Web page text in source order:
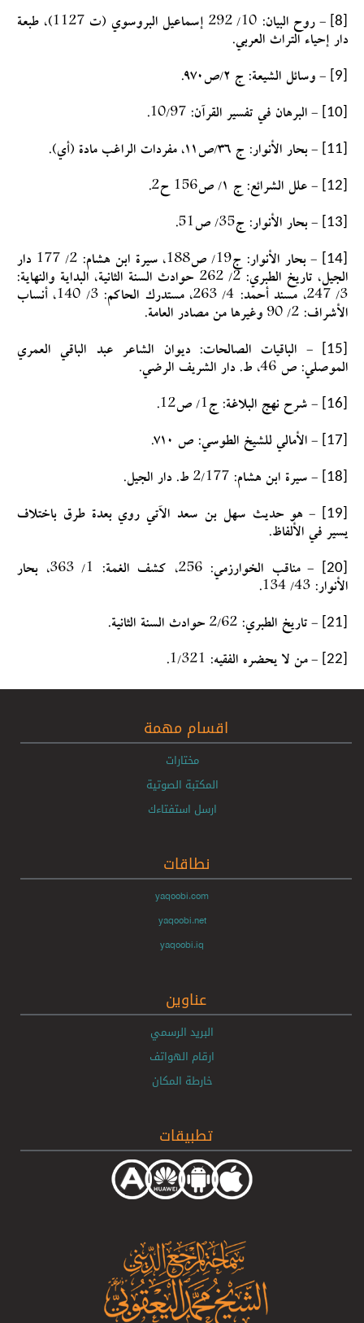
- روح البيان: 10/ 292 إسماعيل البروسوي (ت 1127)، طبعة
دار إحياء التراث العربي.
- وسائل الشيعة: ج ٢/ص٩٧٠.
- البرهان في تفسير القرآن: 10/97.
- بحار الأنوار: ج ٣٦/ص١١، مفردات الراغب مادة (أي).
- علل الشرائع: ج ١/ ص156 ح2.
- بحار الأنوار: ج35/ ص51.
- بحار الأنوار: ج19/ ص188، سيرة ابن هشام: 2/ 177 دار
الجيل، تاريخ الطبري: 2/ 262 حوادث السنة الثانية، البداية والنهاية:
3/ 247، مسند أحمد: 4/ 263، مستدرك الحاكم: 3/ 140، أنساب
الأشراف: 2/ 90 وغيرها من مصادر العامة.
- الباقيات الصالحات: ديوان الشاعر عبد الباقي العمري
الموصلي: ص 46، ط. دار الشريف الرضي.
- شرح نهج البلاغة: ج1/ ص12.
- الأمالي للشيخ الطوسي: ص ٧١٠.
- سيرة ابن هشام: 2/177 ط. دار الجيل.
- هو حديث سهل بن سعد الآتي روي بعدة طرق باختلاف
يسير في الألفاظ.
- مناقب الخوارزمي: 256، كشف الغمة: 1/ 363، بحار
الأنوار: 43/ 134.
- تاريخ الطبري: 2/62 حوادث السنة الثانية.
- من لا يحضره الفقيه: 1/321.
اقسام مهمة
مختارات
المكتبة الصوتية
ارسل استفتاءك
نطاقات
yaqoobi.com
yaqoobi.net
yaqoobi.iq
عناوين
البريد الرسمي
ارقام الهواتف
خارطة المكان
تطبيقات